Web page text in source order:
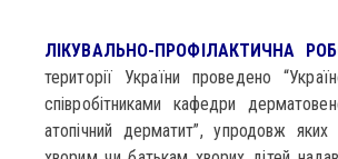
ЛІКУВАЛЬНО-ПРОФІЛАКТИЧНА
території України проведено
співробітниками кафедри
атопічний дерматит”, упродовж яких